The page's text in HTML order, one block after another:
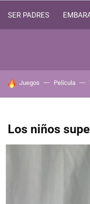
SER PADRES
HOY SE HABLA DE
Juegos Película
Los niños